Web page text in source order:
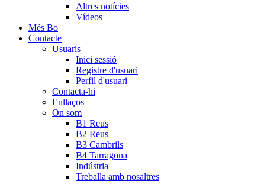
Altres notícies
Vídeos
Més Bo
Contacte
Usuaris
Inici sessió
Registre d'usuari
Perfil d'usuari
Contacta-hi
Enllaços
On som
B1 Reus
B2 Reus
B3 Cambrils
B4 Tarragona
Indústria
Treballa amb nosaltres